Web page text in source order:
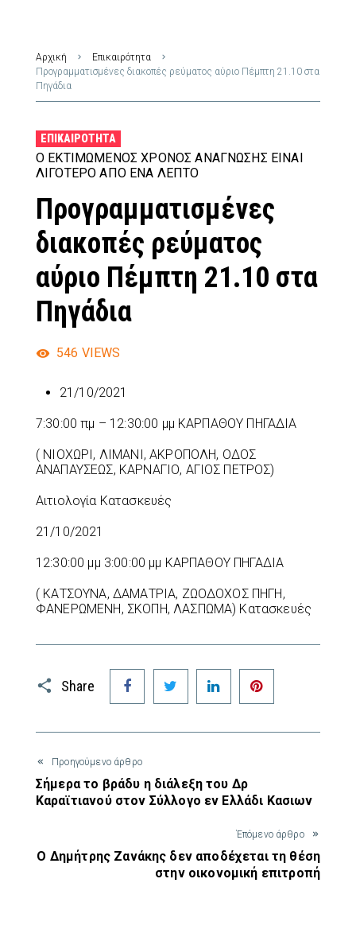
Αρχική
Επικαιρότητα
Προγραμματισμένες διακοπές ρεύματος αύριο Πέμπτη 21.10 στα
Πηγάδια
ΕΠΙΚΑΙΡΌΤΗΤΑ
Ο ΕΚΤΙΜΏΜΕΝΟΣ ΧΡΌΝΟΣ ΑΝΆΓΝΩΣΗΣ ΕΊΝΑΙ
ΛΙΓΌΤΕΡΟ ΑΠΌ ΈΝΑ ΛΕΠΤΌ
Προγραμματισμένες
διακοπές ρεύματος
αύριο Πέμπτη 21.10 στα
Πηγάδια
546 VIEWS
21/10/2021
7:30:00 πμ – 12:30:00 μμ ΚΑΡΠΑΘΟΥ ΠΗΓΑΔΙΑ
( ΝΙΟΧΩΡΙ, ΛΙΜΑΝΙ, ΑΚΡΟΠΟΛΗ, ΟΔΟΣ
ΑΝΑΠΑΥΣΕΩΣ, ΚΑΡΝΑΓΙΟ, ΑΓΙΟΣ ΠΕΤΡΟΣ)
Αιτιολογία Κατασκευές
21/10/2021
12:30:00 μμ 3:00:00 μμ ΚΑΡΠΑΘΟΥ ΠΗΓΑΔΙΑ
( ΚΑΤΣΟΥΝΑ, ΔΑΜΑΤΡΙΑ, ΖΩΟΔΟΧΟΣ ΠΗΓΗ,
ΦΑΝΕΡΩΜΕΝΗ, ΣΚΟΠΗ, ΛΑΣΠΩΜΑ) Κατασκευές
Share
Facebook Twitter LinkedIn
Προηγούμενο άρθρο
Σήμερα το βράδυ η διάλεξη του Δρ
Καραϊτιανού στον Σύλλογο εν Ελλάδι Κασιων
Έπόμενο άρθρο
Ο Δημήτρης Ζανάκης δεν αποδέχεται τη θέση
στην οικονομική επιτροπή